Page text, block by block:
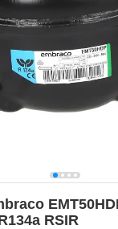
RSIR